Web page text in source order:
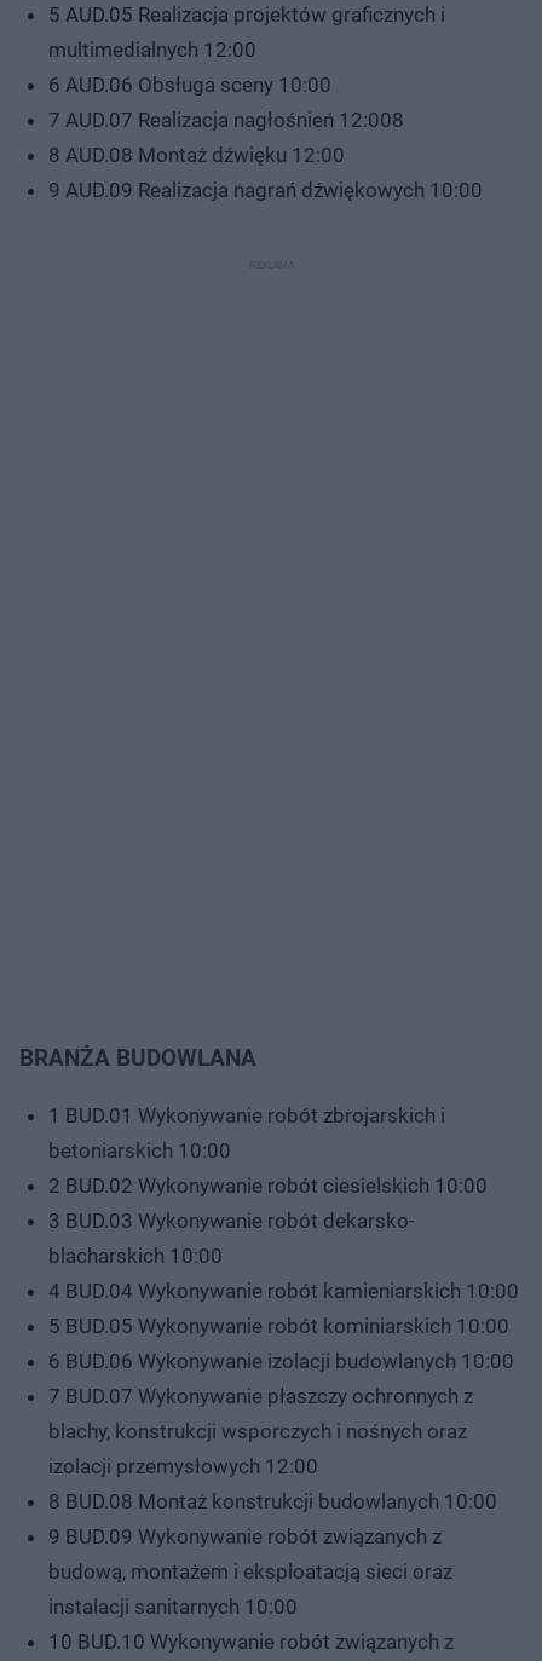
5 AUD.05 Realizacja projektów graficznych i
multimedialnych 12:00
6 AUD.06 Obsługa sceny 10:00
7 AUD.07 Realizacja nagłośnień 12:008
8 AUD.08 Montaż dźwięku 12:00
9 AUD.09 Realizacja nagrań dźwiękowych 10:00
BRANŻA BUDOWLANA
1 BUD.01 Wykonywanie robót zbrojarskich i
betoniarskich 10:00
2 BUD.02 Wykonywanie robót ciesielskich 10:00
3 BUD.03 Wykonywanie robót dekarsko-
blacharskich 10:00
4 BUD.04 Wykonywanie robót kamieniarskich 10:00
5 BUD.05 Wykonywanie robót kominiarskich 10:00
6 BUD.06 Wykonywanie izolacji budowlanych 10:00
7 BUD.07 Wykonywanie płaszczy ochronnych z
blachy, konstrukcji wsporczych i nośnych oraz
izolacji przemysłowych 12:00
8 BUD.08 Montaż konstrukcji budowlanych 10:00
9 BUD.09 Wykonywanie robót związanych z
budową, montażem i eksploatacją sieci oraz
instalacji sanitarnych 10:00
10 BUD.10 Wykonywanie robót związanych z